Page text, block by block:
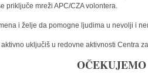
priključe mreži APC/CZA volontera.
i želje da pomogne ljudima u nevolji i
uključiš u redovne aktivnosti Centra